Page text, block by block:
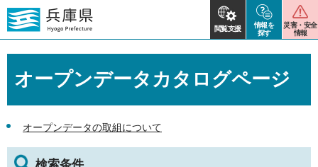
閲覧支援
情報を
探す
災害・安全
情報
オープンデータカタログページ
オープンデータの取組について